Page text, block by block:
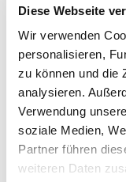
Diese Webseite
Wir verwenden
personalisieren,
zu können und die
analysieren.
Verwendung
soziale Medien,
Partner führen
weiteren Daten
ACQUISTABILE
DELLA FST
La "Moneta
Swissmint e lo
giugno 2023.
anche
in occasione
SSV". Coloro
giubileo